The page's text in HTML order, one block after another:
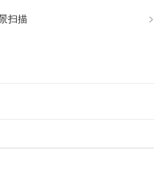
扫描